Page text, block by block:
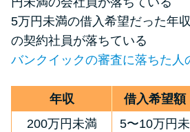
5万円未満の借入希望だった年
の契約社員が落ちている
バンクイックの審査に落ちた人
年収 借入希望額
200万円未満
5〜10万円未